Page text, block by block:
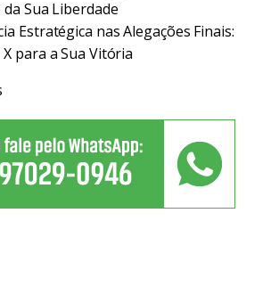
da Sua Liberdade
Estratégica nas Alegações Finais:
para a Sua Vitória